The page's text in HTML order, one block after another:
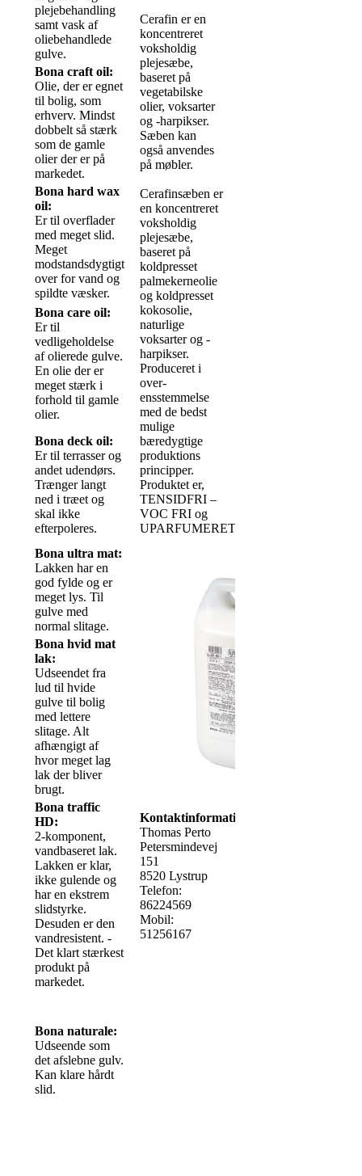
plejebehandling
samt vask af
oliebehandlede
gulve.
Bona craft oil:
Olie, der er egnet
til bolig, som
erhverv. Mindst
dobbelt så stærk
som de gamle
olier der er på
markedet.
Bona hard wax
oil:
Er til overflader
med meget slid.
Meget
modstandsdygtigt
over for vand og
spildte væsker.
Bona care oil:
Er til
vedligeholdelse
af olierede gulve.
En olie der er
meget stærk i
forhold til gamle
olier.
Bona deck oil:
Er til terrasser og
andet udendørs.
Trænger langt
ned i træet og
skal ikke
efterpoleres.
Bona ultra mat:
Lakken har en
god fylde og er
meget lys. Til
gulve med
normal slitage.
Bona hvid mat
lak:
Udseendet fra
lud til hvide
gulve til bolig
med lettere
slitage. Alt
afhængigt af
hvor meget lag
lak der bliver
brugt.
Bona traffic
HD:
2-komponent,
vandbaseret lak.
Lakken er klar,
ikke gulende og
har en ekstrem
slidstyrke.
Desuden er den
vandresistent. -
Det klart stærkest
produkt på
markedet.
Bona naturale:
Udseende som
det afslebne gulv.
Kan klare hårdt
slid.
Cerafin er en
koncentreret
voksholdig
plejesæbe,
baseret på
vegetabilske
olier, voksarter
og -harpikser.
Sæben kan
også anvendes
på møbler.
Cerafinsæben er
en koncentreret
voksholdig
plejesæbe,
baseret på
koldpresset
palmekerneolie
og koldpresset
kokosolie,
naturlige
voksarter og -
harpikser.
Produceret i
over-
ensstemmelse
med de bedst
mulige
bæredygtige
produktions
principper.
Produktet er,
TENSIDFRI –
VOC FRI og
UPARFUMERET
Kontaktinformationer
Thomas Perto
Petersmindevej
151
8520 Lystrup
Telefon:
86224569
Mobil:
51256167